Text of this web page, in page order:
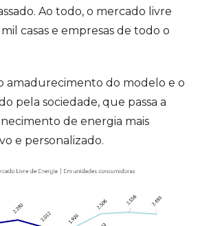
Ao todo, o mercado livre
casas e empresas de todo o
amadurecimento do modelo e o
pela sociedade, que passa a
de energia mais
e personalizado.